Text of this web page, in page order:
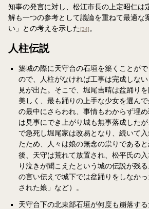
知事の発言に対し、松江市長の上定昭仁は
解も一つの参考として議論を重ねて最適な
い」との考えを示した[34] 。
人柱伝説
築城の際に天守台の石垣を築くことが
ので、人柱がなければ工事は完成しな
見が出た。そこで、堀尾吉晴は盆踊り
美しく、最も踊りの上手な少女を選ん
の最中にさらわれ、事情もわからず埋
は見事にでき上がり城も無事落成した
で急死し堀尾家は改易となり、続いて
たため、人々は娘の無念の祟りである
後、天守は荒れて放置され、松平氏の
り泣きが聞こえたという城の伝説が残
の言い伝えで城下では盆踊りをしなか
された娘」など）。
天守台下の北東部石垣が何度も崩落す